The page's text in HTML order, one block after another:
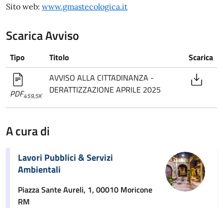
Sito web: www.gmastecologica.it
Scarica Avviso
Tipo Titolo Scarica
PDF459,5K
AVVISO ALLA CITTADINANZA -
DERATTIZZAZIONE APRILE 2025
A cura di
Lavori Pubblici & Servizi
Ambientali
Piazza Sante Aureli, 1, 00010 Moricone
RM